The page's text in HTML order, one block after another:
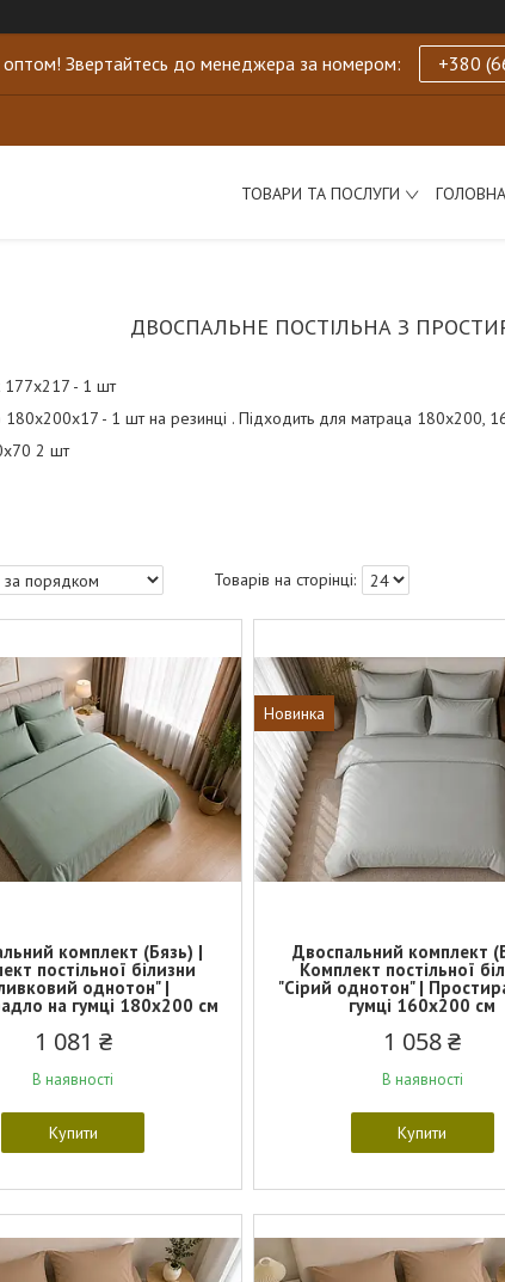
Звертайтесь до менеджера за номером: +380
ТОВАРИ ТА ПОСЛУГИ ГОЛОВНА
ДВОСПАЛЬНЕ ПОСТІЛЬНА З
177х217 - 1 шт
- 1 шт на резинці . Підходить для матраца 180х200,
2 шт
комплект (Бязь) |
постільної білизни
однотон" |
на гумці 180х200 см
1 081 ₴
В наявності
Купити
Новинка
Двоспальний комплект
Комплект постільної
"Сірий однотон" |
гумці 160х200 см
1 058 ₴
В наявності
Купити